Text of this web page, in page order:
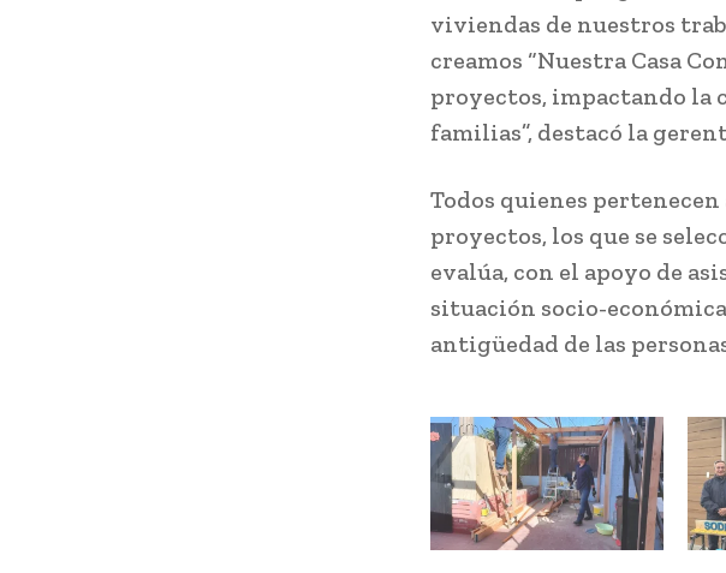
viviendas de nuestros
creamos “Nuestra Casa
proyectos, impactando la
familias”, destacó la
Todos quienes
proyectos, los que se
evalúa, con el apoyo de
situación socio-
antigüedad de las